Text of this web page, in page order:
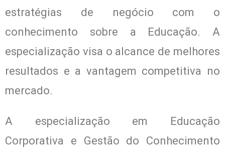
estratégias de negócio com o
conhecimento sobre a Educação. A
especialização visa o alcance de melhores
resultados e a vantagem competitiva no
mercado.
A especialização em Educação
Corporativa e Gestão do Conhecimento